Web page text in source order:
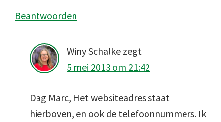
Beantwoorden
Winy Schalke zegt
5 mei 2013 om 21:42
Dag Marc, Het websiteadres staat
hierboven, en ook de telefoonnummers. Ik